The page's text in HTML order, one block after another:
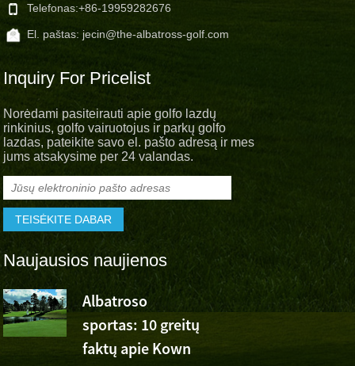
Telefonas:+86-19959282676
El. paštas: jecin@the-albatross-golf.com
Inquiry For Pricelist
Norėdami pasiteirauti apie golfo lazdų
rinkinius, golfo vairuotojus ir parkų golfo
lazdas, pateikite savo el. pašto adresą ir mes
jums atsakysime per 24 valandas.
Naujausios naujienos
Albatroso
sportas: 10 greitų
faktų apie Kown
Albatroso